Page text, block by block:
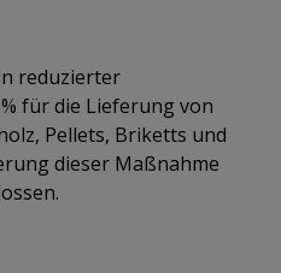
reduzierter
für die Lieferung von
Pellets, Briketts und
dieser Maßnahme